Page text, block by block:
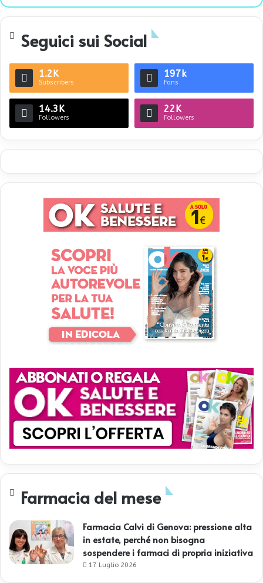
te
Seguici sui Social
1.2K
Subscribers
197k
Fans
14.3K
Followers
22K
Followers
Farmacia del mese
Farmacia Calvi di Genova: pressione alta
in estate, perché non bisogna
sospendere i farmaci di propria iniziativa
17 Luglio 2026